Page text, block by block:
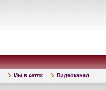
Мы в сетях Видеоканал